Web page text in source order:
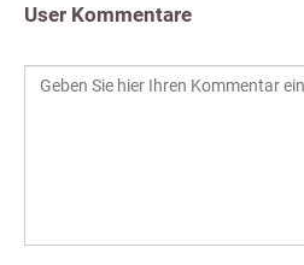
User Kommentare